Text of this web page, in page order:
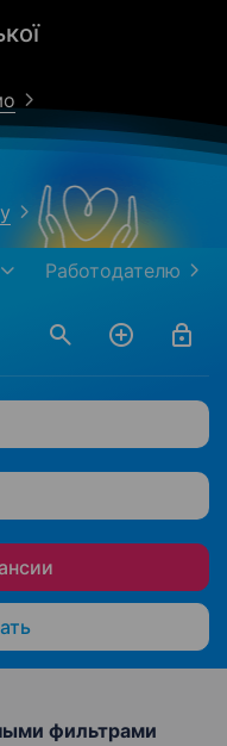
Работодателю
фильтрами